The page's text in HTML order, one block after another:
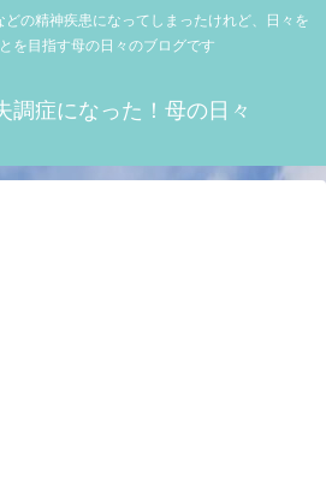
の精神疾患になってしまったけれど、日々を
を目指す母の日々のブログです
調症になった！母の日々